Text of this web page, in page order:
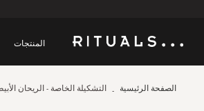
المنتجات
الصفحة الرئيسية التشكيلة الخاصة - الريحان الأبيض